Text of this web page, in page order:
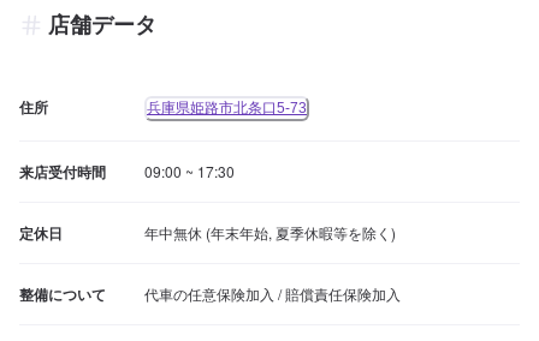
店舗データ
住所 兵庫県姫路市北条口5-73
来店受付時間 09:00 ~ 17:30
定休日 年中無休 (年末年始, 夏季休暇等を除く)
整備について 代車の任意保険加入 / 賠償責任保険加入